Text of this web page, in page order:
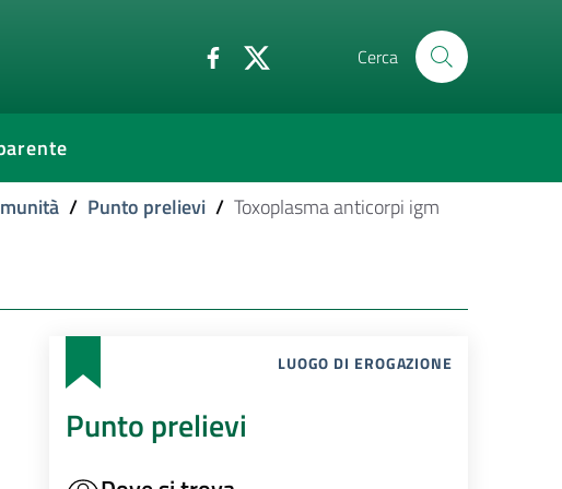
Cerca
/ Punto prelievi / Toxoplasma anticorpi igm
LUOGO DI EROGAZIONE
Punto prelievi